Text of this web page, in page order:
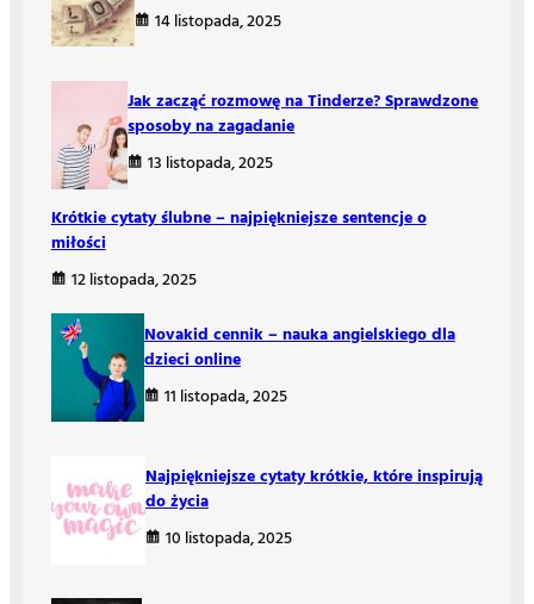
14 listopada, 2025
Jak zacząć rozmowę na Tinderze? Sprawdzone
sposoby na zagadanie
13 listopada, 2025
Krótkie cytaty ślubne – najpiękniejsze sentencje o
miłości
12 listopada, 2025
Novakid cennik – nauka angielskiego dla
dzieci online
11 listopada, 2025
Najpiękniejsze cytaty krótkie, które inspirują
do życia
10 listopada, 2025